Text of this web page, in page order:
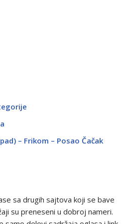
– Frikom – Posao Čačak
sa drugih sajtova koji se bave
su preneseni u dobroj nameri.